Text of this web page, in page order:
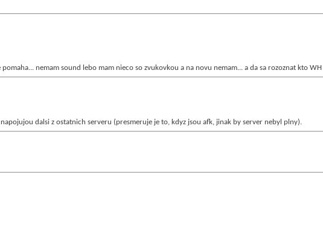
nemam sound lebo mam nieco so zvukovkou a na novu nemam... a da sa rozoznat kto
dalsi z ostatnich serveru (presmeruje je to, kdyz jsou afk, jinak by server nebyl plny).